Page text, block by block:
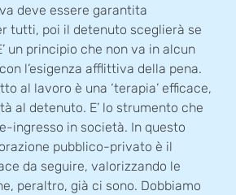
deve essere garantita
tutti, poi il detenuto sceglierà se
un principio che non va in alcun
l’esigenza afflittiva della pena.
al lavoro è una ‘terapia’ efficace,
al detenuto. E’ lo strumento che
ingresso in società. In questo
pubblico-privato è il
da seguire, valorizzando le
peraltro, già ci sono. Dobbiamo